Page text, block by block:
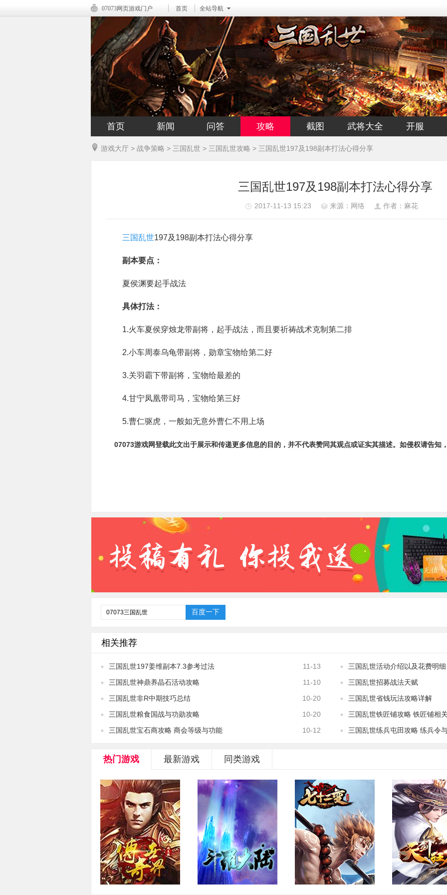
07073网页游戏门户 首页 全站导航
首页 新闻 问答 攻略 截图 武将大全 开服
游戏大厅 > 战争策略 > 三国乱世 > 三国乱世攻略 > 三国乱世197及198副本打法心得分享
三国乱世197及198副本打法心得分享
2017-11-13 15:23 来源：网络 作者：麻花
三国乱世197及198副本打法心得分享
副本要点：
夏侯渊要起手战法
具体打法：
1.火车夏侯穿烛龙带副将，起手战法，而且要祈祷战术克制第二排
2.小车周泰乌龟带副将，勋章宝物给第二好
3.关羽霸下带副将，宝物给最差的
4.甘宁凤凰带司马，宝物给第三好
5.曹仁驱虎，一般如无意外曹仁不用上场
07073游戏网登载此文出于展示和传递更多信息的目的，并不代表赞同其观点或证实其描述。如侵权请告知，
相关推荐
11-13
三国乱世197姜维副本7.3参考过法
三国乱世活动介绍以及花费明细
11-10
三国乱世神鼎养晶石活动攻略
三国乱世招募战法天赋
10-20
三国乱世非R中期技巧总结
三国乱世省钱玩法攻略详解
10-20
三国乱世粮食国战与功勋攻略
三国乱世铁匠铺攻略 铁匠铺相
10-12
三国乱世宝石商攻略 商会等级与功能 三国乱世练兵屯田攻略 练兵令
热门游戏 最新游戏 同类游戏